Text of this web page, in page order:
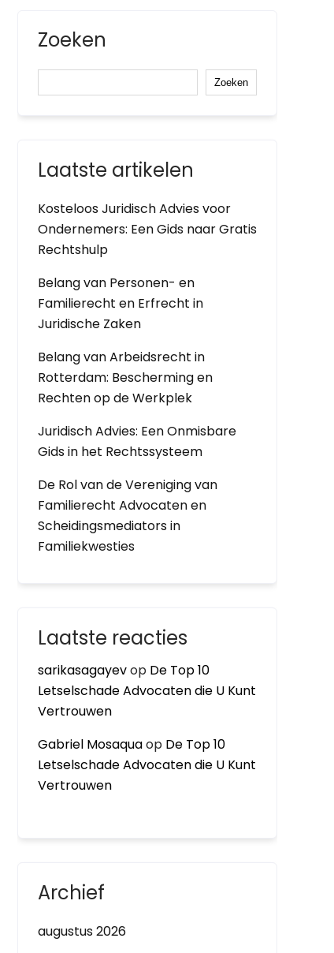
Zoeken
Zoeken
Laatste artikelen
Kosteloos Juridisch Advies voor
Ondernemers: Een Gids naar Gratis
Rechtshulp
Belang van Personen- en
Familierecht en Erfrecht in
Juridische Zaken
Belang van Arbeidsrecht in
Rotterdam: Bescherming en
Rechten op de Werkplek
Juridisch Advies: Een Onmisbare
Gids in het Rechtssysteem
De Rol van de Vereniging van
Familierecht Advocaten en
Scheidingsmediators in
Familiekwesties
Laatste reacties
sarikasagayevop De Top 10
Letselschade Advocaten die U Kunt
Vertrouwen
Gabriel Mosaquaop De Top 10
Letselschade Advocaten die U Kunt
Vertrouwen
Archief
augustus 2026